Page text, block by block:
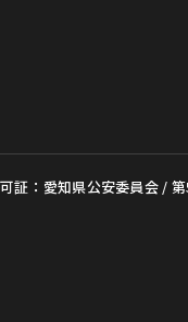
証：愛知県公安委員会 /